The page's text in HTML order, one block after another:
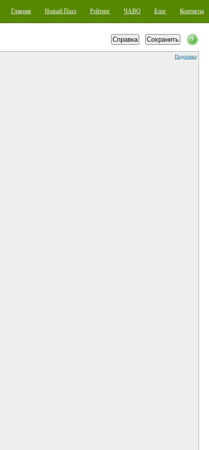
Главная Новый Пазл Рейтинг ЧАВО Блог Контакты
Подсказка